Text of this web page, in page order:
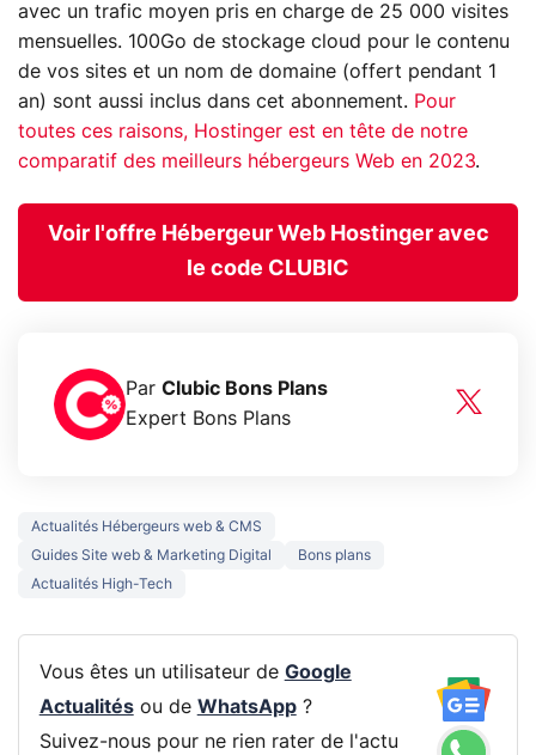
avec un trafic moyen pris en charge de 25 000 visites
mensuelles. 100Go de stockage cloud pour le contenu
de vos sites et un nom de domaine (offert pendant 1
an) sont aussi inclus dans cet abonnement. Pour
toutes ces raisons, Hostinger est en tête de notre
comparatif des meilleurs hébergeurs Web en 2023.
Voir l'offre Hébergeur Web Hostinger avec
le code CLUBIC
Par Clubic Bons Plans
Expert Bons Plans
Actualités Hébergeurs web & CMS
Guides Site web & Marketing Digital
Bons plans
Actualités High-Tech
Vous êtes un utilisateur de Google
Actualitésou de WhatsApp?
Suivez-nous pour ne rien rater de l'actu